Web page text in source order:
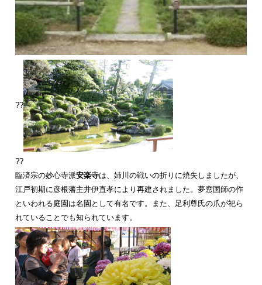
??
臨済宗の妙心寺派安楽寺は、姉川の戦いの折りに焼失しましたが、
江戸初期に彦根藩主井伊直孝により再建されました。夢窓国師の作
といわれる庭園は名園として有名です。また、足利尊氏の爪が祀ら
れていることでも知られています。